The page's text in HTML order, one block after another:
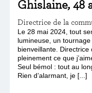
Ghislaine, 48
Directrice de la
Le 28 mai 2024, tout
lumineuse, un
bienveillante.
pleinement ce que
Seul bémol : tout au
Rien d’alarmant, je [...]